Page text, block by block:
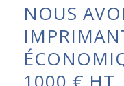
NOUS